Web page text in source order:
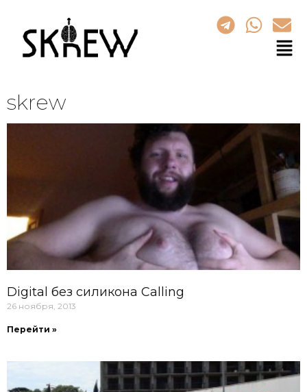
skrew
Digital без силикона Calling
26 ноября, 2013
Перейти »